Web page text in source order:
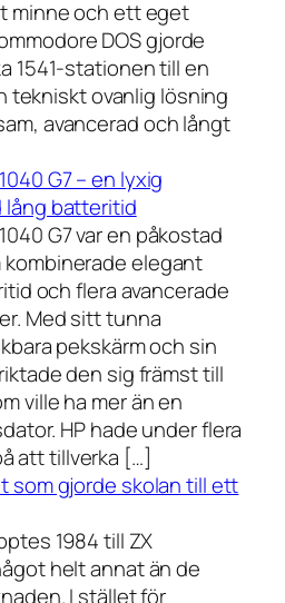
minne och ett eget
DOS gjorde
1541-stationen till en
tekniskt ovanlig lösning
avancerad och långt
G7 – en lyxig
batteritid
G7 var en påkostad
elegant
och flera avancerade
Med sitt tunna
pekskärm och sin
den sig främst till
ville ha mer än en
HP hade under flera
att tillverka […]
som gjorde skolan till ett
1984 till ZX
helt annat än de
I stället för